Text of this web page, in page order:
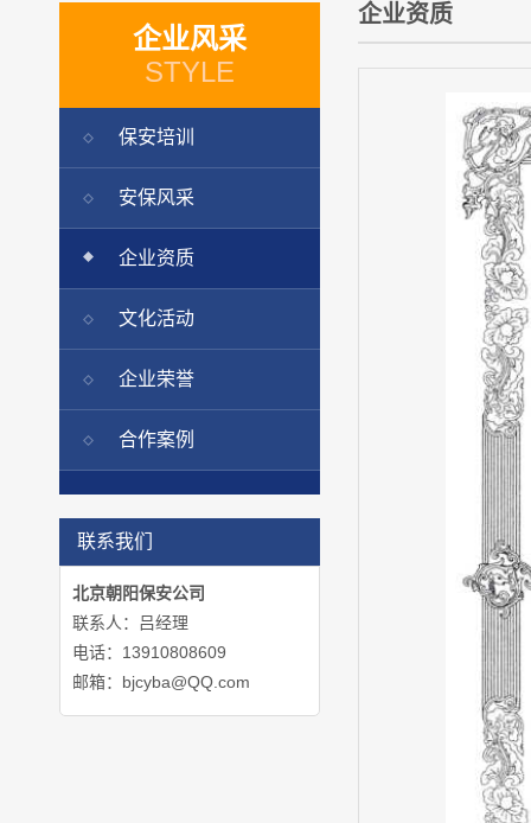
企业风采
STYLE
保安培训
安保风采
企业资质
文化活动
企业荣誉
合作案例
联系我们
北京朝阳保安公司
联系人：吕经理
电话：13910808609
邮箱：bjcyba@QQ.com
企业资质